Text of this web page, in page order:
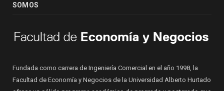
SOMOS
Fundada como carrera de Ingeniería Comercial en el año 1998, la
Facultad de Economía y Negocios de la Universidad Alberto Hurtado